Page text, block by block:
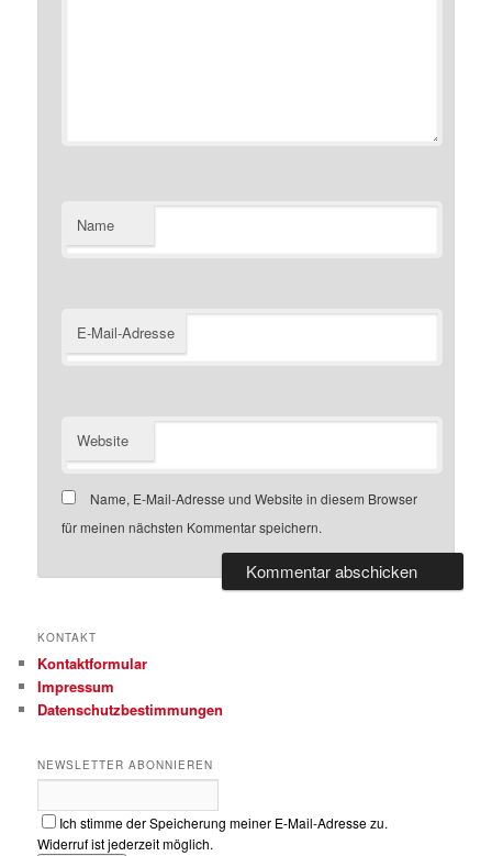
Name
E-Mail-Adresse
Website
Name, E-Mail-Adresse und Website in diesem Browser
für meinen nächsten Kommentar speichern.
KONTAKT
Kontaktformular
Impressum
Datenschutzbestimmungen
NEWSLETTER ABONNIEREN
Ich stimme der Speicherung meiner E-Mail-Adresse zu.
Widerruf ist jederzeit möglich.